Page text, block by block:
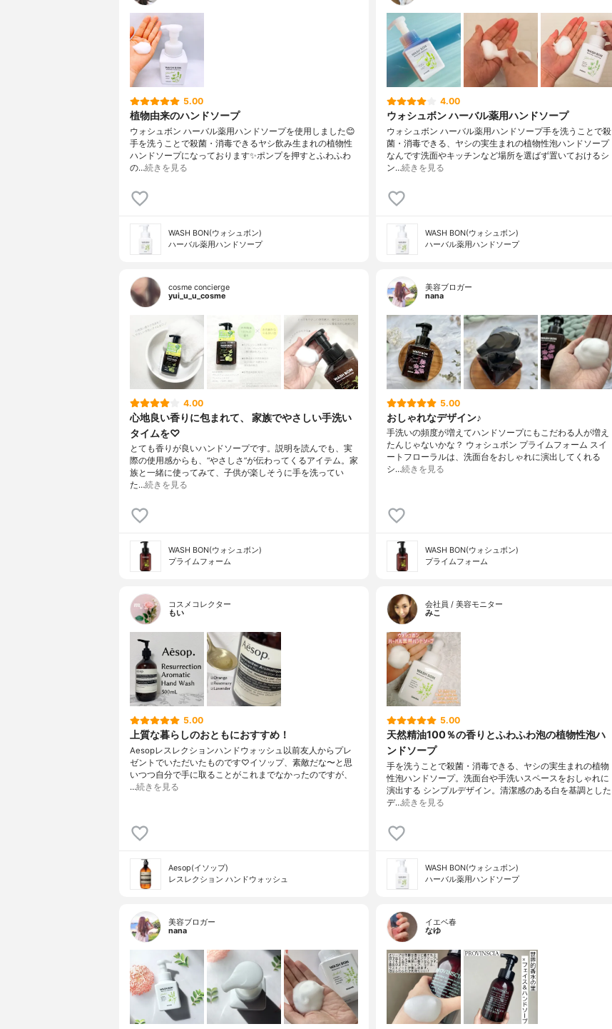
5.00
植物由来のハンドソープ
ウォシュボン ハーバル薬用ハンドソープを使用しました😊
手を洗うことで殺菌・消毒できるヤシ飲み生まれの植物性
ハンドソープになっております✨ポンプを押すとふわふわ
の…続きを見る
WASH BON(ウォシュボン)
ハーバル薬用ハンドソープ
4.00
ウォシュボン ハーバル薬用ハンドソープ
ウォシュボン ハーバル薬用ハンドソープ手を洗うことで殺
菌・消毒できる、ヤシの実生まれの植物性泡ハンドソープ
なんです洗面やキッチンなど場所を選ばず置いておけるシ
ン…続きを見る
WASH BON(ウォシュボン)
ハーバル薬用ハンドソープ
cosme concierge
yui_u_u_cosme
4.00
心地良い香りに包まれて、 家族でやさしい手洗い
タイムを♡
とても香りが良いハンドソープです。説明を読んでも、実
際の使用感からも、“やさしさ”が伝わってくるアイテム。家
族と一緒に使ってみて、子供が楽しそうに手を洗ってい
た…続きを見る
WASH BON(ウォシュボン)
プライムフォーム
美容ブロガー
nana
5.00
おしゃれなデザイン♪
手洗いの頻度が増えてハンドソープにもこだわる人が増え
たんじゃないかな？ ウォシュボン プライムフォーム スイ
ートフローラルは、洗面台をおしゃれに演出してくれる
シ…続きを見る
WASH BON(ウォシュボン)
プライムフォーム
コスメコレクター
もい
5.00
上質な暮らしのおともにおすすめ！
Aesopレスレクションハンドウォッシュ以前友人からプレ
ゼントでいただいたものです♡イソップ、素敵だな〜と思
いつつ自分で手に取ることがこれまでなかったのですが、
…続きを見る
Aesop(イソップ)
レスレクション ハンドウォッシュ
会社員 / 美容モニター
みこ
5.00
天然精油100％の香りとふわふわ泡の植物性泡ハ
ンドソープ
手を洗うことで殺菌・消毒できる、ヤシの実生まれの植物
性泡ハンドソープ。洗面台や手洗いスペースをおしゃれに
演出する シンプルデザイン。清潔感のある白を基調とした
デ…続きを見る
WASH BON(ウォシュボン)
ハーバル薬用ハンドソープ
美容ブロガー
nana
イエベ春
なゆ